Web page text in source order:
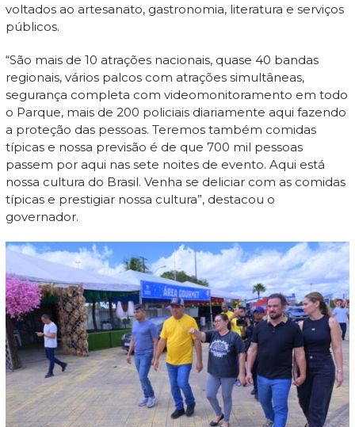
voltados ao artesanato, gastronomia, literatura e serviços
públicos.
“São mais de 10 atrações nacionais, quase 40 bandas
regionais, vários palcos com atrações simultâneas,
segurança completa com videomonitoramento em todo
o Parque, mais de 200 policiais diariamente aqui fazendo
a proteção das pessoas. Teremos também comidas
típicas e nossa previsão é de que 700 mil pessoas
passem por aqui nas sete noites de evento. Aqui está
nossa cultura do Brasil. Venha se deliciar com as comidas
típicas e prestigiar nossa cultura”, destacou o
governador.